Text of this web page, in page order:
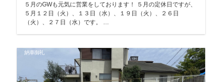
５月のGWも元気に営業をしております！ ５月の定休日ですが、
５月１２日（火）、１３日（水）、１９日（火）、２６日
納車御礼